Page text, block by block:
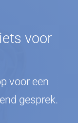
voor
voor een
gesprek.